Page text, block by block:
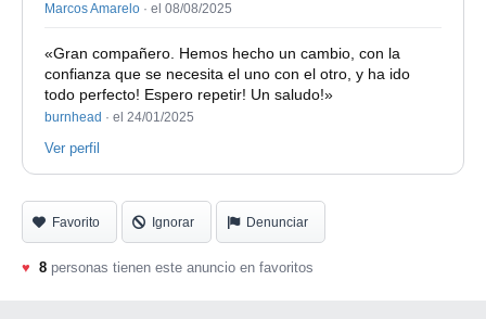
Marcos Amarelo · el 08/08/2025
«Gran compañero. Hemos hecho un cambio, con la
confianza que se necesita el uno con el otro, y ha ido
todo perfecto! Espero repetir! Un saludo!»
burnhead · el 24/01/2025
Ver perfil
Favorito Ignorar Denunciar
♥ 8 personas tienen este anuncio en favoritos